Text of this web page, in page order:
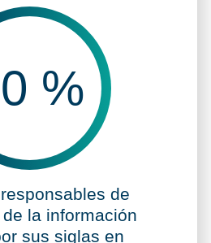
%
de
la información
sus siglas en